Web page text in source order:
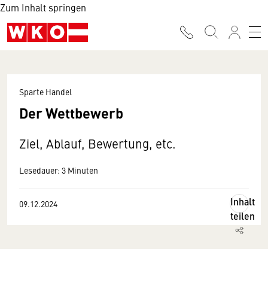
Zum Inhalt springen
Sparte Handel
Der Wettbewerb
Ziel, Ablauf, Bewertung, etc.
Lesedauer: 3 Minuten
09.12.2024
Inhalt
teilen